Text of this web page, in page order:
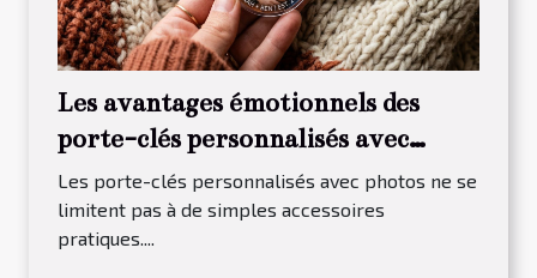
Les avantages émotionnels des
porte-clés personnalisés avec
photos
Les porte-clés personnalisés avec photos ne se
limitent pas à de simples accessoires
pratiques....